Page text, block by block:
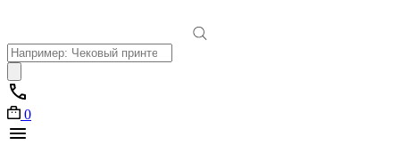
Поиск
товаров
0